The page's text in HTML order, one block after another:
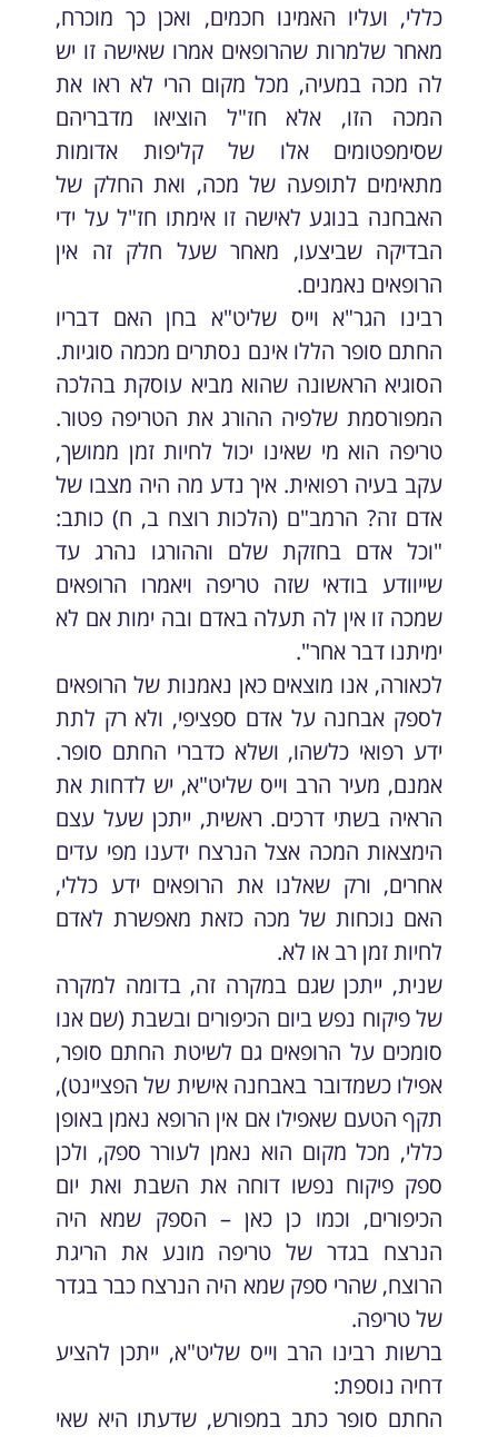
כללי, ועליו האמינו חכמים, ואכן כך מוכרח,
מאחר שלמרות שהרופאים אמרו שאישה זו יש
לה מכה במעיה, מכל מקום הרי לא ראו את
המכה הזו, אלא חז"ל הוציאו מדבריהם
שסימפטומים אלו של קליפות אדומות
מתאימים לתופעה של מכה, ואת החלק של
האבחנה בנוגע לאישה זו אימתו חז"ל על ידי
הבדיקה שביצעו, מאחר שעל חלק זה אין
הרופאים נאמנים.
רבינו הגר"א וייס שליט"א בחן האם דבריו
החתם סופר הללו אינם נסתרים מכמה סוגיות.
הסוגיא הראשונה שהוא מביא עוסקת בהלכה
המפורסמת שלפיה ההורג את הטריפה פטור.
טריפה הוא מי שאינו יכול לחיות זמן ממושך,
עקב בעיה רפואית. איך נדע מה היה מצבו של
אדם זה? הרמב"ם (הלכות רוצח ב, ח) כותב:
"וכל אדם בחזקת שלם וההורגו נהרג עד
שייוודע בודאי שזה טריפה ויאמרו הרופאים
שמכה זו אין לה תעלה באדם ובה ימות אם לא
ימיתנו דבר אחר".
לכאורה, אנו מוצאים כאן נאמנות של הרופאים
לספק אבחנה על אדם ספציפי, ולא רק לתת
ידע רפואי כלשהו, ושלא כדברי החתם סופר.
אמנם, מעיר הרב וייס שליט"א, יש לדחות את
הראיה בשתי דרכים. ראשית, ייתכן שעל עצם
הימצאות המכה אצל הנרצח ידענו מפי עדים
אחרים, ורק שאלנו את הרופאים ידע כללי,
האם נוכחות של מכה כזאת מאפשרת לאדם
לחיות זמן רב או לא.
שנית, ייתכן שגם במקרה זה, בדומה למקרה
של פיקוח נפש ביום הכיפורים ובשבת (שם אנו
סומכים על הרופאים גם לשיטת החתם סופר,
אפילו כשמדובר באבחנה אישית של הפציינט),
תקף הטעם שאפילו אם אין הרופא נאמן באופן
כללי, מכל מקום הוא נאמן לעורר ספק, ולכן
ספק פיקוח נפשו דוחה את השבת ואת יום
הכיפורים, וכמו כן כאן – הספק שמא היה
הנרצח בגדר של טריפה מונע את הריגת
הרוצח, שהרי ספק שמא היה הנרצח כבר בגדר
של טריפה.
ברשות רבינו הרב וייס שליט"א, ייתכן להציע
דחיה נוספת:
החתם סופר כתב במפורש, שדעתו היא שאי